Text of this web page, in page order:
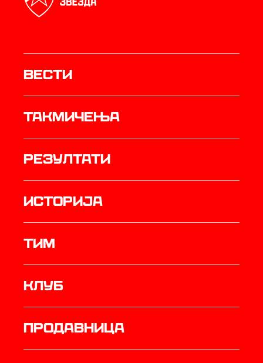
Вести
Такмичења
резултати
историја
ТИМ
Клуб
продавница